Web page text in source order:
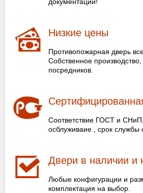
Низкие цены
Противопожарная дверь
Собственное производство,
посредников.
Соответствие ГОСТ и
осблуживаие , срок службы
Двери в наличии и
Любые конфигурации и
комплектация на выбор.